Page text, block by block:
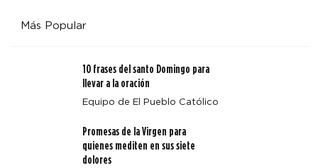
Más Popular
10 frases del santo Domingo para
llevar a la oración
Equipo de El Pueblo Católico
Promesas de la Virgen para
quienes mediten en sus siete
dolores